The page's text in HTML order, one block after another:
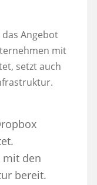
Angebot
mit
setzt auch
mit den
bereit.